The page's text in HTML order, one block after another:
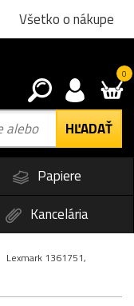
Všetko o nákupe
0
Papiere
Kancelária
Lexmark 1361751,